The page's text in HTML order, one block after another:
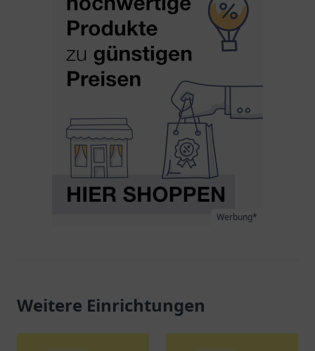
Werbung*
Weitere Einrichtungen